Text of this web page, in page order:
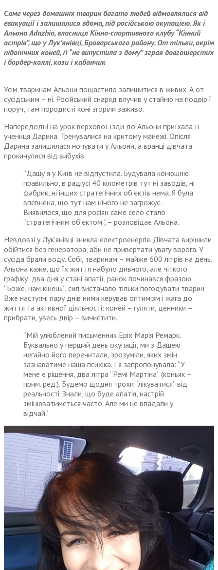
Саме через домашніх тварин багато людей відмовлялися від
евакуації і залишалися вдома, під російською окупацією. Як і
Альона Аdazhio, власниця Кінно-спортивного клубу “Кінний
острів”, що у Лук’янівці, Броварського району. От тільки, окрім
підопічних коней, її “не випустила з дому” зграя довгошерстих
і бордер-коллі, кози і кабанчик
Усім тваринам Альони пощастило залишитися в живих. А от
сусідським – ні. Російський снаряд влучив у стайню на подвір’ї
поруч, там породисті коні згоріли заживо.
Напередодні на урок верхової їзди до Альони приїхала її
учениця Дарина. Тренувалися на критому манежі. Опісля
Дарина залишилася ночувати у Альони, а вранці дівчата
прокинулися від вибухів.
“Дашу я у Київ не відпустила. Будувала конюшню
правильно, в радіусі 40 кілометрів тут ні заводів, ні
фабрик, ні інших стратегічних об’єктів нема. Я була
впевнена, що тут нам нічого не загрожує.
Виявилося, що для росіян саме село стало
“стратегічним об’єктом”, – розповідає Альона.
Невдовзі у Лук’янівці зникла електроенергія. Дівчата вирішили
обійтися без генератора, аби не привертати увагу ворога. У
сусіда брали воду. Собі, тваринам – майже 600 літрів на день.
Альона каже, що їх життя набуло дивного, але чіткого
графіку: два дня у стані апатії, ранок починався фразою
“Боже, нам кінець”, сил вистачало тільки погодувати тварин.
Вже наступні пару днів ними керував оптимізм і жага до
життя та активної діяльності: коней – гуляти, денники –
прибрати, увесь двір – вичистити.
“Мій улюблений письменник Еріх Марія Ремарк.
Буквально у перший день окупації, ми з Дашею
негайно його перечитали, зрозуміли, яких змін
зазнаватиме наша психіка. І я запропонувала: “У
мене є рішення, два літра “Ремі Мартіна” (коньяк –
прим. ред.). Будемо щодня трохи “лікуватися” від
реальності. Знали, що буде апатія, настрій
змінюватиметься часто. Але ми не впадали у
відчай”.